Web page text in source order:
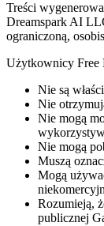
Treści
Dreamspark AI
ograniczoną,
Użytkownicy Free
Nie są
Nie
Nie mogą
Nie mogą
Muszą
Mogą
Rozumieją,
publicznej